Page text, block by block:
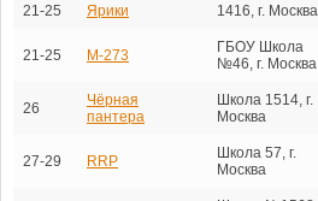
21-25 Ярики 1416, г. Москва
21-25 М-273
ГБОУ Школа
№46, г. Москва
26
Чёрная
пантера
Школа 1514, г.
Москва
27-29 RRP
Школа 57, г.
Москва